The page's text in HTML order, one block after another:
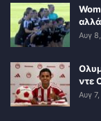
Αυγ
ντε
Αυγ